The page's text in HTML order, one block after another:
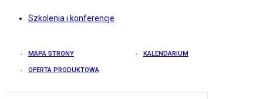
Szkolenia i konferencje
MAPA STRONY KALENDARIUM
OFERTA PRODUKTOWA